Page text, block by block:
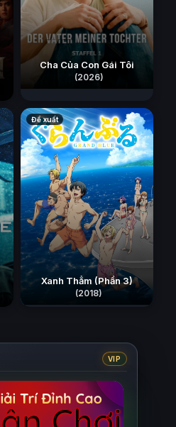
Cha Của Con Gái Tôi
(2026)
Đề xuất
Xanh Thẳm (Phần 3)
(2018)